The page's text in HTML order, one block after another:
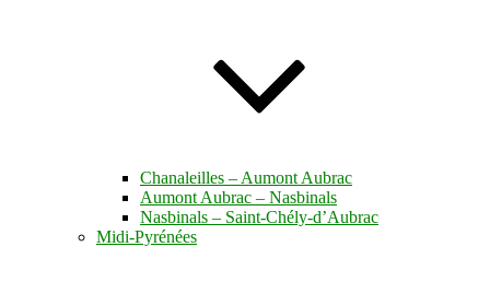
Chanaleilles – Aumont Aubrac
Aumont Aubrac – Nasbinals
Nasbinals – Saint-Chély-d’Aubrac
Midi-Pyrénées